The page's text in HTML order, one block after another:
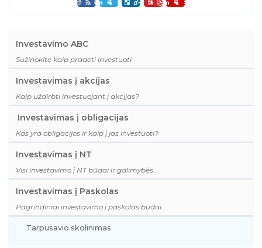
Investavimo ABC
Sužinokite kaip pradėti investuoti.
Investavimas į akcijas
Kaip uždirbti investuojant į akcijas?
Investavimas į obligacijas
Kas yra obligacijos ir kaip į jas investuoti?
Investavimas į NT
Visi investavimo į NT būdai ir galimybės.
Investavimas į Paskolas
Pagrindiniai investavimo į paskolas būdai.
Tarpusavio skolinimas